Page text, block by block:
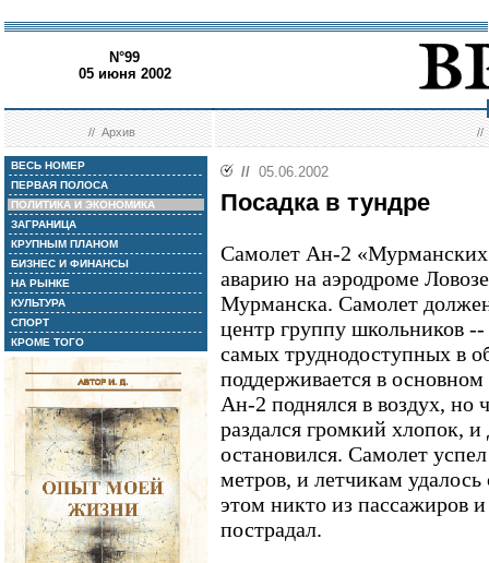
N°99
05 июня 2002
//Архив //
ВЕСЬ НОМЕР
ПЕРВАЯ ПОЛОСА
ПОЛИТИКА И ЭКОНОМИКА
ЗАГРАНИЦА
КРУПНЫМ ПЛАНОМ
БИЗНЕС И ФИНАНСЫ
НА РЫНКЕ
КУЛЬТУРА
СПОРТ
КРОМЕ ТОГО
// 05.06.2002
Посадка в тундре
Самолет Ан-2 «Мурманских
аварию на аэродроме
Мурманска. Самолет
центр группу школьников
самых труднодоступных в
поддерживается в
Ан-2 поднялся в воздух, но
раздался громкий хлопок, и
остановился. Самолет
метров, и летчикам
этом никто из пассажиров
пострадал.